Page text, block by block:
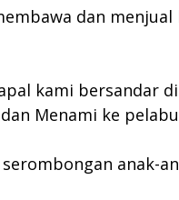
dan
kami bersandar
Menami ke
anak-